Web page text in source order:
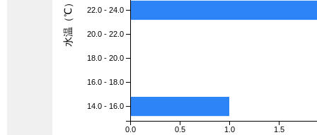
0.0 0.5 1.0 1.5
22.0 - 24.0
20.0 - 22.0
18.0 - 20.0
16.0 - 18.0
14.0 - 16.0
水温（℃）